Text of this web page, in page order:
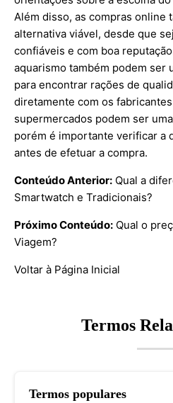
Além disso, as compras online
alternativa viável, desde que
confiáveis e com boa
aquarismo também podem ser
para encontrar rações de
diretamente com os
supermercados podem ser
porém é importante verificar a
antes de efetuar a compra.
Conteúdo Anterior: Qual a
Smartwatch e Tradicionais?
Próximo Conteúdo: Qual o
Viagem?
Voltar à Página Inicial
Termos
Termos populares